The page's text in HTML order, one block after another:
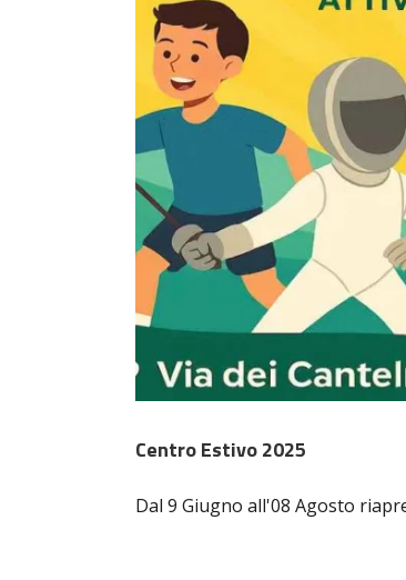
Centro Estivo 2025
Dal 9 Giugno all'08 Agosto